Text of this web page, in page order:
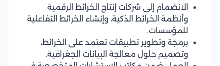
الانضمام إلى شركات إنتاج الخرائط الرقمية
وأنظمة الخرائط الذكية، وإنشاء الخرائط التفاعلية
للمؤسسات.
برمجة وتطوير تطبيقات تعتمد على الخرائط،
وتصميم حلول معالجة البيانات الجغرافية.